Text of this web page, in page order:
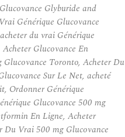
Glyburide and
Générique Glucovance
du vrai Générique
Glucovance En
Toronto, Acheter Du
Sur Le Net, acheté
Ordonner Générique
Glucovance 500 mg
En Ligne, Acheter
Du Vrai 500 mg Glucovance